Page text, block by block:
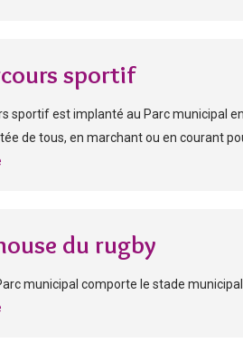
sportif
sportif est implanté au Parc municipal
de tous, en marchant ou en courant
du rugby
municipal comporte le stade